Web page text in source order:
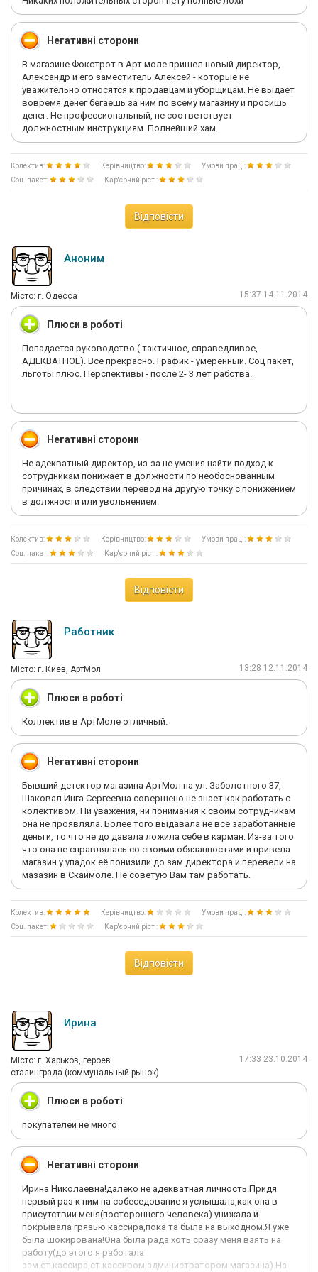
Негативні сторони
В магазине Фокстрот в Арт моле пришел новый директор,
Александр и его заместитель Алексей - которые не
уважительно относятся к продавцам и уборщицам. Не выдает
вовремя денег бегаешь за ним по всему магазину и просишь
денег. Не профессиональный, не соответствует
должностным инструкциям. Полнейший хам.
Колектив: Керівництво:
Умови праці:
Соц. пакет:
Кар'єрний ріст :
Відповісти
Аноним
Мiсто: г. Одесса 15:37 14.11.2014
Плюси в роботі
Попадается руководство ( тактичное, справедливое,
АДЕКВАТНОЕ). Все прекрасно. График - умеренный. Соц пакет,
льготы плюс. Перспективы - после 2- 3 лет рабства.
Негативні сторони
Не адекватный директор, из-за не умения найти подход к
сотрудникам понижает в должности по необоснованным
причинах, в следствии перевод на другую точку с понижением
в должности или увольнением.
Колектив: Керівництво:
Умови праці:
Соц. пакет:
Кар'єрний ріст :
Відповісти
Работник
Мiсто: г. Киев, АртМол 13:28 12.11.2014
Плюси в роботі
Коллектив в АртМоле отличный.
Негативні сторони
Бывший детектор магазина АртМол на ул. Заболотного 37,
Шаковал Инга Сергеевна совершено не знает как работать с
колективом. Ни уважения, ни понимания к своим сотрудникам
она не проявляла. Более того выдавала не все заработанные
деньги, то что не до давала ложила себе в карман. Из-за того
что она не справлялась со своими обязанностями и привела
магазин у упадок её понизили до зам директора и перевели на
мазазин в Скаймоле. Не советую Вам там работать.
Колектив: Керівництво:
Умови праці:
Соц. пакет:
Кар'єрний ріст :
Відповісти
Ирина
Мiсто: г. Харьков, героев
сталинграда (коммунальный рынок)
17:33 23.10.2014
Плюси в роботі
покупателей не много
Негативні сторони
Ирина Николаевна!далеко не адекватная личность.Придя
первый раз к ним на собеседование я услышала,как она в
присутствии меня(постороннего человека) унижала и
покрывала грязью кассира,пока та была на выходном.Я уже
была шокирована!Она была рада хоть сразу меня взять на
работу(до этого я работала
зам.ст.кассира,ст.кассиром,администратором магазина).На